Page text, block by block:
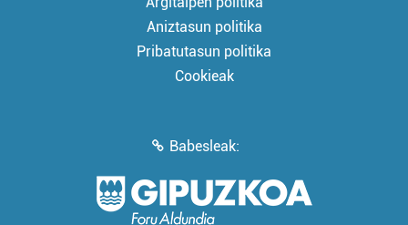
Aniztasun politika
Pribatutasun politika
Cookieak
Babesleak: